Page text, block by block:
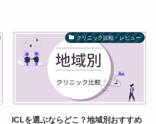
クリニック比較・レビュー
ICLを選ぶならどこ？地域別おすすめ